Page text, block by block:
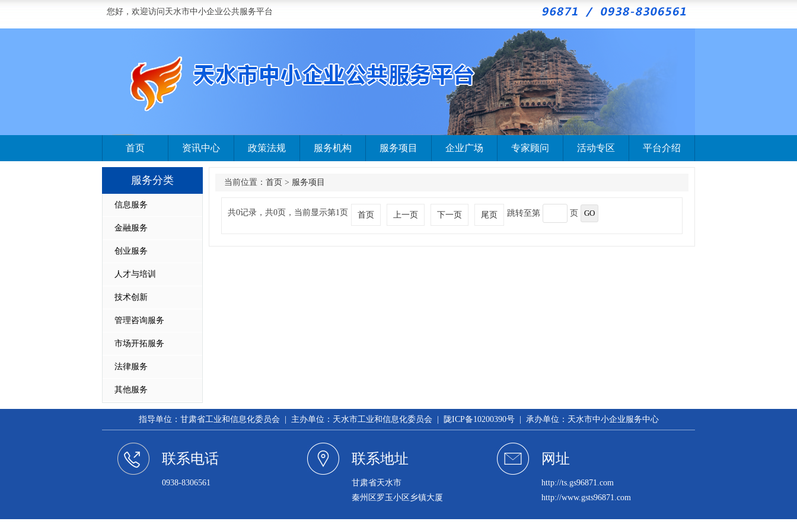
您好，欢迎访问天水市中小企业公共服务平台
首页 资讯中心 政策法规 服务机构 服务项目 企业广场 专家顾问 活动专区 平台介绍
服务分类
信息服务
金融服务
创业服务
人才与培训
技术创新
管理咨询服务
市场开拓服务
法律服务
其他服务
当前位置： 首页 > 服务项目
共0记录，共0页，当前显示第1页 首页 上一页 下一页 尾页 跳转至第 页
指导单位：甘肃省工业和信息化委员会 | 主办单位：天水市工业和信息化委员会 | 陇ICP备10200390号 | 承办单位：天水市中小企业服务中心
联系电话
0938-8306561
联系地址
甘肃省天水市
秦州区罗玉小区乡镇大厦
网址
http://ts.gs96871.com
http://www.gsts96871.com